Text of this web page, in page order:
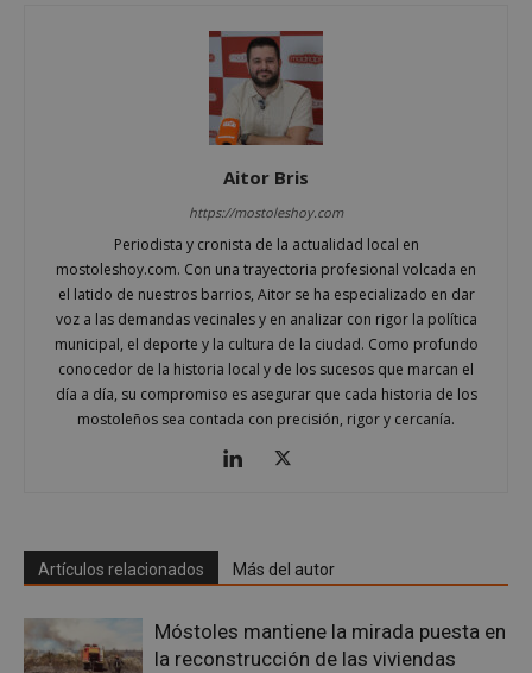
Aitor Bris
https://mostoleshoy.com
Periodista y cronista de la actualidad local en
mostoleshoy.com. Con una trayectoria profesional volcada en
el latido de nuestros barrios, Aitor se ha especializado en dar
voz a las demandas vecinales y en analizar con rigor la política
municipal, el deporte y la cultura de la ciudad. Como profundo
conocedor de la historia local y de los sucesos que marcan el
día a día, su compromiso es asegurar que cada historia de los
mostoleños sea contada con precisión, rigor y cercanía.
Artículos relacionados Más del autor
Móstoles mantiene la mirada puesta en
la reconstrucción de las viviendas
Cookies estrictamente necesarias
Cookies de rendimiento
Cookies de preferencias
Cookies de funcionalidad
Cookies no clasificadas
Las cookies estrictamente necesarias permiten la
funcionalidad principal del sitio web, como el
inicio de sesión de usuario y la gestión de cuentas.
El sitio web no se puede utilizar correctamente sin
las cookies estrictamente necesarias.
Nombre
Proveedor/
Dominio
__cf_bm
Cloudflare Inc.
CookieScriptConsent
CookieScript